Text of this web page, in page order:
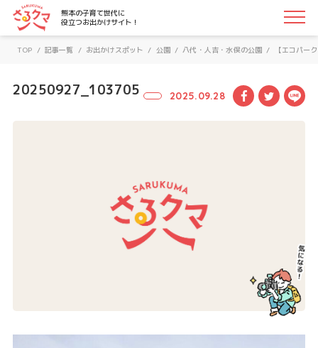
さるクマ-さるこう、熊本-｜熊本の子育て世代に役立つお
熊本の子育て世代に
役立つお出かけサイト！
TOP / 記事一覧 / お出かけスポット / 公園 / 八代・人吉・水俣の公園 / 【エコパー
20250927_103705 2025.09.28 Facebook